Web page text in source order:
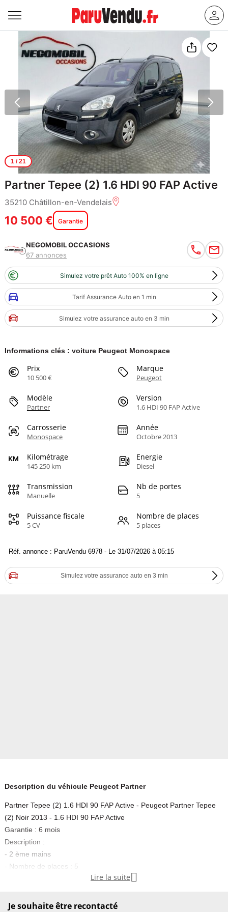
1/ 21
Partner Tepee (2) 1.6 HDI 90 FAP Active
35210 Châtillon-en-Vendelais
10 500 € Garantie
NEGOMOBIL OCCASIONS
67 annonces
Simulez votre prêt Auto 100% en ligne
Tarif Assurance Auto en 1 min
Simulez votre assurance auto en 3 min
Informations clés : voiture Peugeot Monospace
Prix
10 500 €
Marque
Peugeot
Modèle
Partner
Version
1.6 HDI 90 FAP Active
Carrosserie
Monospace
Année
Octobre 2013
Kilométrage
145 250 km
Energie
Diesel
Transmission
Manuelle
Nb de portes
5
Puissance fiscale
5 CV
Nombre de places
5 places
Réf. annonce : ParuVendu 6978 - Le 31/07/2026 à 05:15
Simulez votre assurance auto en 3 min
Description du véhicule Peugeot Partner
Partner Tepee (2) 1.6 HDI 90 FAP Active - Peugeot Partner Tepee
(2) Noir 2013 - 1.6 HDI 90 FAP Active
Garantie : 6 mois
Description :
- 2 ème mains
- Nombre de places : 5
Equipements :
Lire la suite 
Je souhaite être recontacté